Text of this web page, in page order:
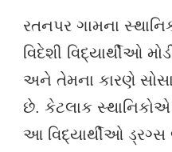
રતનપર ગામના
વિદેશી વિદ્યાર્થીઓ
અને તેમના કારણે
છે. કેટલાક સ્થાનિકોએ
આ વિદ્યાર્થીઓ ડ્રગ્સ